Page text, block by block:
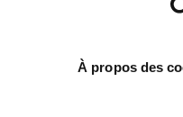
À propos des